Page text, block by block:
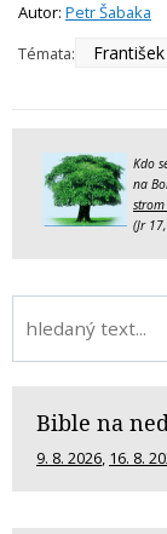
Autor: Petr Šabaka
Témata:
Kdo
na
(Jr
Bible na
9. 8. 2026, 16. 8.